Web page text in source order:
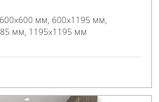
600x600 мм 600x1195 мм
мм 1195x1195 мм